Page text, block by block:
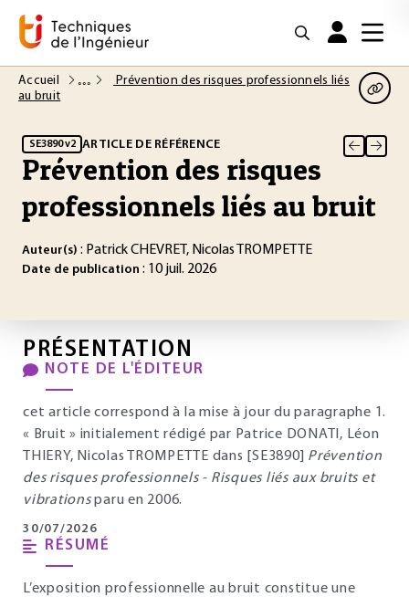
Accueil
Prévention des risques professionnels liés
au bruit
SE3890 v2 ARTICLE DE RÉFÉRENCE
Prévention des risques
professionnels liés au bruit
Auteur(s) : Patrick CHEVRET, Nicolas TROMPETTE
Date de publication : 10 juil. 2026
PRÉSENTATION
NOTE DE L'ÉDITEUR
cet article correspond à la mise à jour du paragraphe 1.
« Bruit » initialement rédigé par Patrice DONATI, Léon
THIERY, Nicolas TROMPETTE dans [SE3890] Prévention
des risques professionnels - Risques liés aux bruits et
vibrationsparu en 2006.
30/07/2026
RÉSUMÉ
L’exposition professionnelle au bruit constitue une